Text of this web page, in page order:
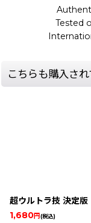
Tested
こちらも購入さ
超ウルトラ技 決定
1,680円(税込)